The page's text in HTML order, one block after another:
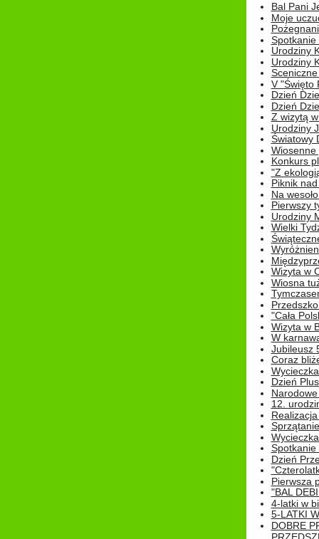
Bal Pani
Moje
Spotkanie
Urodziny
Urodziny
V "Święto
Dzień
Dzień
Z wizytą
Urodziny
Światowy
Wiosenne
Konkurs
"Z
Piknik
Na
Pierwszy
Urodziny
Wielki
Wizyta w
Wiosna
"Cała
Wizyta w
W
Jubileusz
Coraz
Dzień
12.
Spotkanie
Dzień
Pierwsza
"BAL
4-latki w
5-LATKI
DOBRE